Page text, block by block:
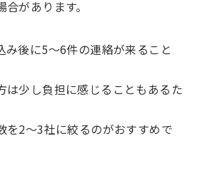
があります。
み後に5〜6件の連絡が来ること
は少し負担に感じることもあるた
を2〜3社に絞るのがおすすめで